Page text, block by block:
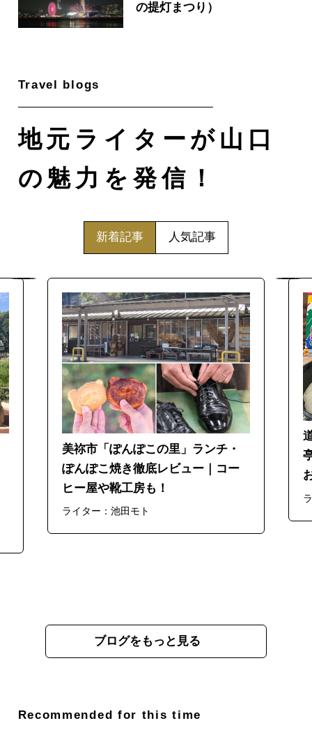
の提灯まつり）
地元ライターが山口
の魅力を発信！
新着記事 人気記事
美祢市「ぽんぽこの里」ランチ・
ぽんぽこ焼き徹底レビュー｜コー
ヒー屋や靴工房も！
ライター：池田モト
ブログをもっと見る